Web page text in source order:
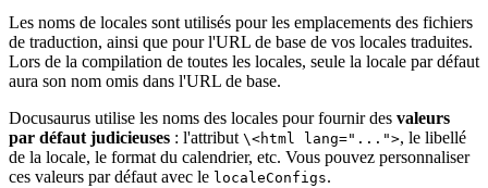
Les noms de locales sont utilisés pour les emplacements des fichiers
de traduction, ainsi que pour l'URL de base de vos locales traduites.
Lors de la compilation de toutes les locales, seule la locale par défaut
aura son nom omis dans l'URL de base.
Docusaurus utilise les noms des locales pour fournir des valeurs
par défaut judicieuses : l'attribut \<html lang="...">, le libellé
de la locale, le format du calendrier, etc. Vous pouvez personnaliser
ces valeurs par défaut avec le localeConfigs.